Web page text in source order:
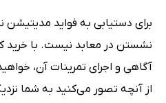
برای دستیابی به فواید
نشستن در معابد نیست. با
آگاهی و اجرای تمرینات آن،
از آنچه تصور می‌کنید به شما